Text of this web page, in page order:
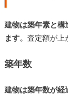
建物は築年素と構
ます。 査定額が上
築年数
建物は築年数が経